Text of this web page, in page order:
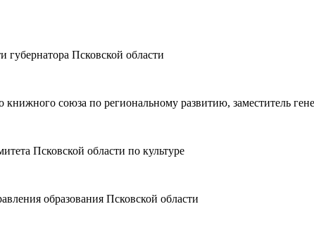
Псковской области
книжного союза по региональному развитию, заместитель
Псковской области по культуре
образования Псковской области